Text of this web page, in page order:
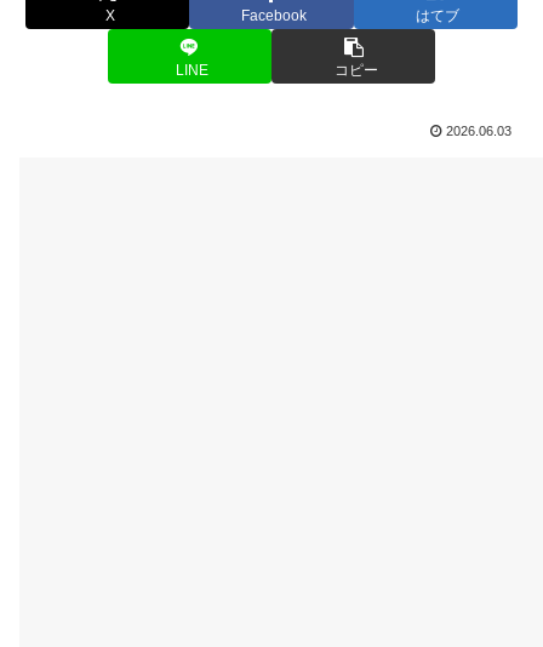
X Facebook はてブ
LINE コピー
2026.06.03